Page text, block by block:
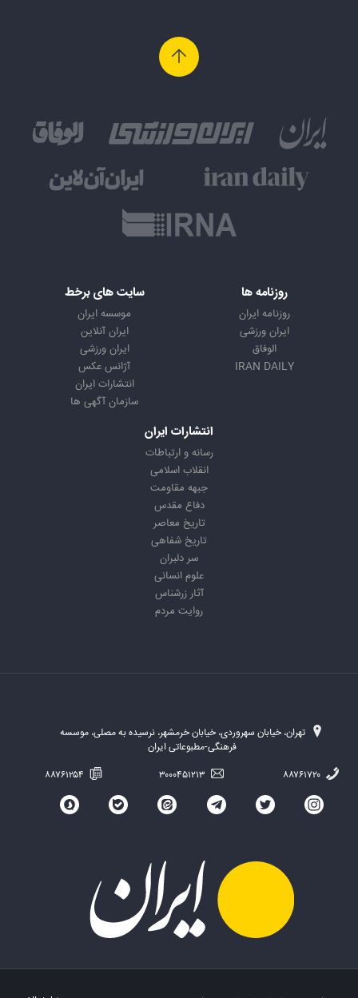
روزنامه ها
روزنامه ایران
ایران ورزشی
الوفاق
IRAN DAILY
سایت های برخط
موسسه ایران
ایران آنلاین
ایران ورزشی
آژانس عکس
انتشارات ایران
سازمان آگهی ها
انتشارات ایران
رسانه و ارتباطات
انقلاب اسلامی
جبهه مقاومت
دفاع مقدس
تاریخ معاصر
تاریخ شفاهی
سر دلبران
علوم انسانی
آثار زرشناس
روایت مردم
تهران، خیابان سهروردی، خیابان خرمشهر، نرسیده به مصلی، موسسه
فرهنگی-مطبوعاتی ایران